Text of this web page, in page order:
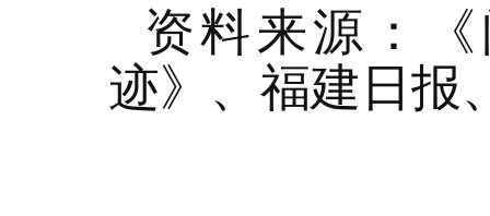
资料来源：
迹》、福建日报